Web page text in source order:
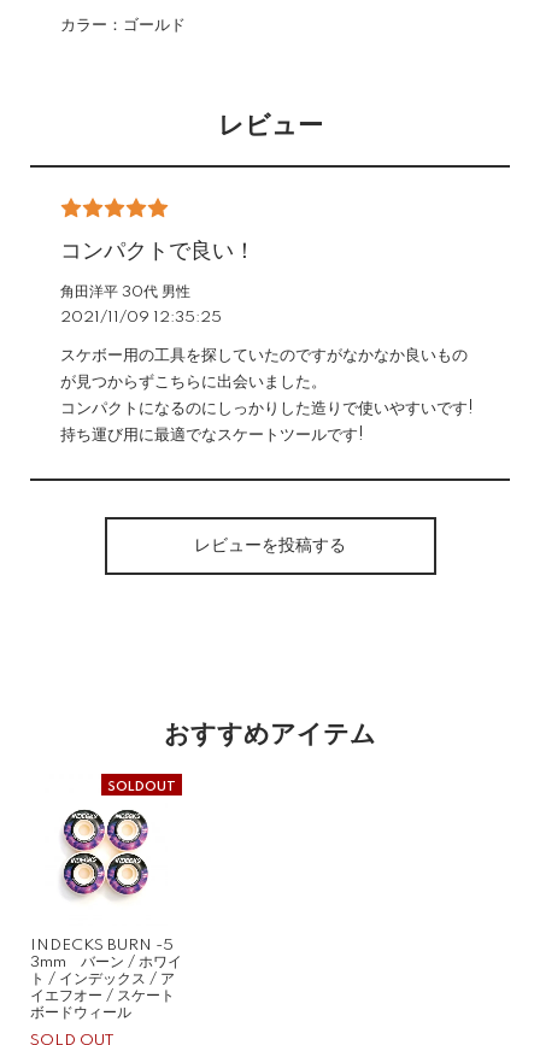
カラー：ゴールド
レビュー
コンパクトで良い！
角田洋平 30代 男性
2021/11/09 12:35:25
スケボー用の工具を探していたのですがなかなか良いもの
が見つからずこちらに出会いました。
コンパクトになるのにしっかりした造りで使いやすいです!
持ち運び用に最適でなスケートツールです!
レビューを投稿する
おすすめアイテム
SOLDOUT
INDECKS BURN -5
3mm バーン / ホワイ
ト / インデックス / ア
イエフオー / スケート
ボードウィール
SOLD OUT